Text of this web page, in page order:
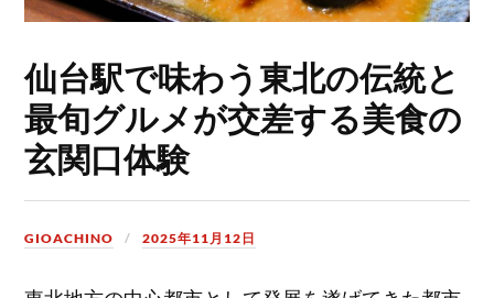
仙台駅で味わう東北の伝統と
最旬グルメが交差する美食の
玄関口体験
GIOACHINO 2025年11月12日